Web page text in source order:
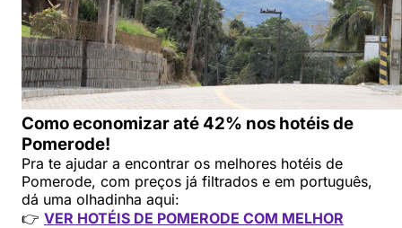
Como economizar até 42% nos hotéis de
Pomerode!
Pra te ajudar a encontrar os melhores hotéis de
Pomerode, com preços já filtrados e em português,
dá uma olhadinha aqui:
👉 VER HOTÉIS DE POMERODE COM MELHOR